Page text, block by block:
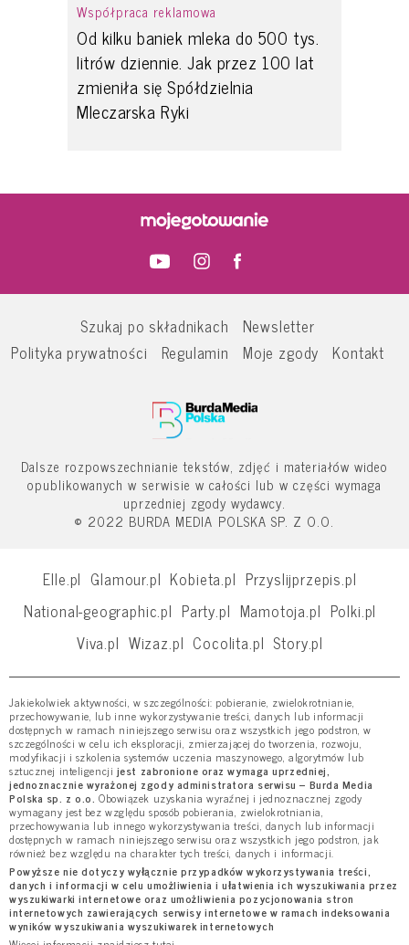
Współpraca reklamowa
Od kilku baniek mleka do 500 tys.
litrów dziennie. Jak przez 100 lat
zmieniła się Spółdzielnia
Mleczarska Ryki
Szukaj po składnikach
Newsletter
Polityka prywatności
Regulamin Moje zgody Kontakt
Dalsze rozpowszechnianie tekstów, zdjęć i materiałów wideo
opublikowanych w serwisie w całości lub w części wymaga
uprzedniej zgody wydawcy.
© 2022 BURDA MEDIA POLSKA SP. Z O.O.
Elle.pl Glamour.pl Kobieta.pl Przyslijprzepis.pl
National-geographic.pl Party.pl Mamotoja.pl Polki.pl
Viva.pl Wizaz.pl Cocolita.pl Story.pl
Jakiekolwiek aktywności, w szczególności: pobieranie, zwielokrotnianie,
przechowywanie, lub inne wykorzystywanie treści, danych lub informacji
dostępnych w ramach niniejszego serwisu oraz wszystkich jego podstron, w
szczególności w celu ich eksploracji, zmierzającej do tworzenia, rozwoju,
modyfikacji i szkolenia systemów uczenia maszynowego, algorytmów lub
sztucznej inteligencji jest zabronione oraz wymaga uprzedniej,
jednoznacznie wyrażonej zgody administratora serwisu – Burda Media
Polska sp. z o.o. Obowiązek uzyskania wyraźnej i jednoznacznej zgody
wymagany jest bez względu sposób pobierania, zwielokrotniania,
przechowywania lub innego wykorzystywania treści, danych lub informacji
dostępnych w ramach niniejszego serwisu oraz wszystkich jego podstron, jak
również bez względu na charakter tych treści, danych i informacji.
Powyższe nie dotyczy wyłącznie przypadków wykorzystywania treści,
danych i informacji w celu umożliwienia i ułatwienia ich wyszukiwania przez
wyszukiwarki internetowe oraz umożliwienia pozycjonowania stron
internetowych zawierających serwisy internetowe w ramach indeksowania
wyników wyszukiwania wyszukiwarek internetowych